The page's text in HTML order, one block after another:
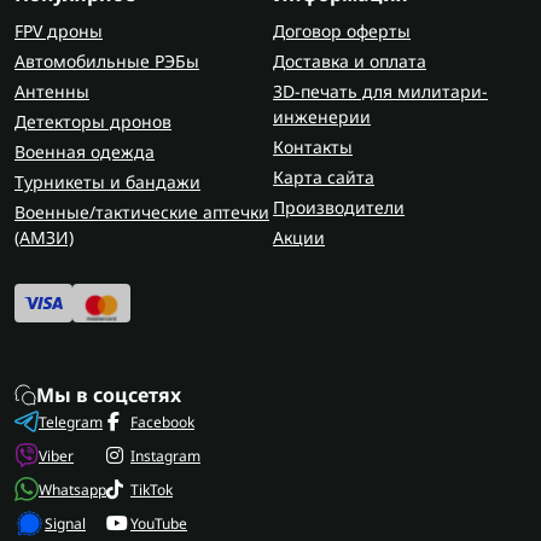
Где приобрести топор и кувалду?
Заказать колун, кувалду или молоток для
полевых условий можно в FlashArmy. Там легко
найти надежный инструмент, который выдержит
нагрузку и прослужит долго. Если вы работаете
под открытым небом, обустраиваете позицию
или просто готовитесь к выезду - лучше иметь
под рукой проверенное решение. Во время
кувалд часто может пригодиться
электроинструмент
FPV дроны
Автомобильные РЭБы
Антенны
Детекторы дронов
Военная одежда
Турникеты и бандажи
Военные/тактические аптечки
(AMЗИ)
Договор оферты
Доставка и оплата
3D-печать для милитари-
инженерии
Контакты
Карта сайта
Производители
Акции
Мы в соцсетях
Telegram
Viber
Whatsapp
Signal
Facebook
Instagram
TikTok
YouTube